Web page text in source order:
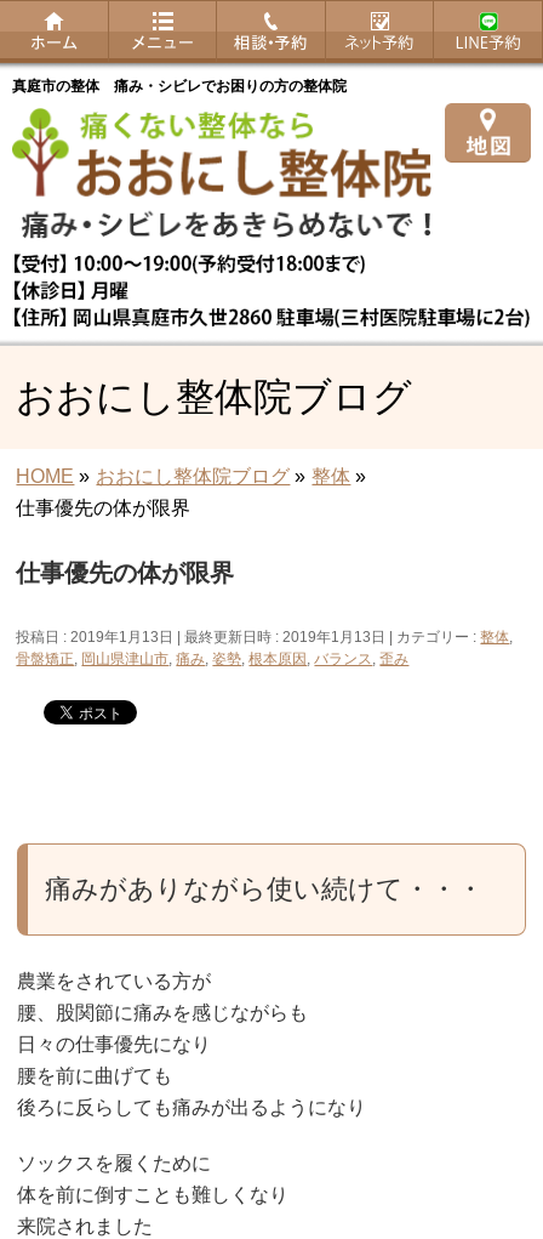
真庭市の整体 痛み・シビレでお困りの方の整体院
おおにし整体院ブログ
HOME » おおにし整体院ブログ » 整体 »
仕事優先の体が限界
仕事優先の体が限界
投稿日 : 2019年1月13日 最終更新日時 : 2019年1月13日 カテゴリー :整体,
骨盤矯正, 岡山県津山市,痛み,姿勢,根本原因 ,バランス,歪み
痛みがありながら使い続けて・・・
農業をされている方が
腰、股関節に痛みを感じながらも
日々の仕事優先になり
腰を前に曲げても
後ろに反らしても痛みが出るようになり
ソックスを履くために
体を前に倒すことも難しくなり
来院されました